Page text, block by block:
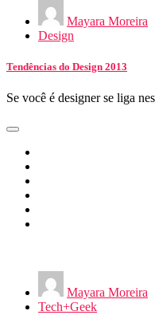
Mayara Moreira
Design
Tendências do Design 2013
Se você é designer se liga
Mayara Moreira
Tech+Geek